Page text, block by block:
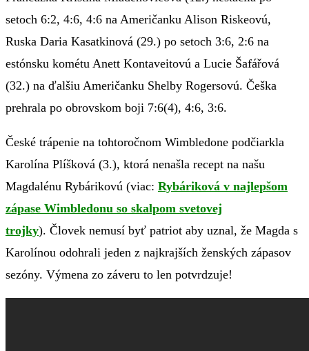
setoch 6:2, 4:6, 4:6 na Američanku Alison Riskeovú,
Ruska Daria Kasatkinová (29.) po setoch 3:6, 2:6 na
estónsku kométu Anett Kontaveitovú a Lucie Šafářová
(32.) na ďalšiu Američanku Shelby Rogersovú. Češka
prehrala po obrovskom boji 7:6(4), 4:6, 3:6.
České trápenie na tohtoročnom Wimbledone podčiarkla
Karolína Plíšková (3.), ktorá nenašla recept na našu
Magdalénu Rybárikovú (viac: Rybáriková v najlepšom
zápase Wimbledonu so skalpom svetovej
trojky). Človek nemusí byť patriot aby uznal, že Magda s
Karolínou odohrali jeden z najkrajších ženských zápasov
sezóny. Výmena zo záveru to len potvrdzuje!